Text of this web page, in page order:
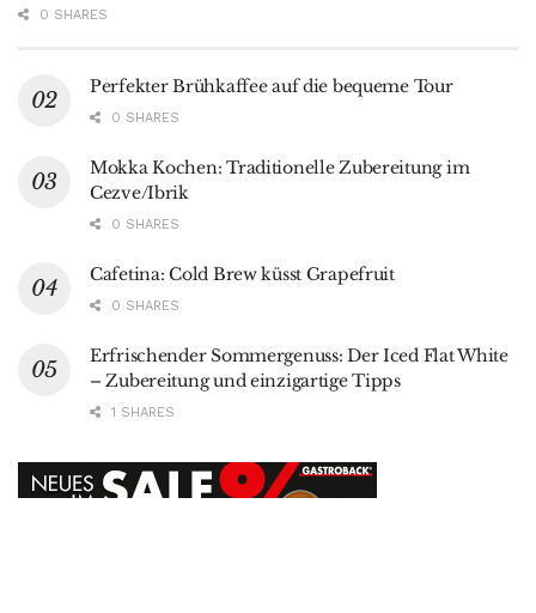
0 SHARES
Perfekter Brühkaffee auf die bequeme Tour
0 SHARES
Mokka Kochen: Traditionelle Zubereitung im
Cezve/Ibrik
0 SHARES
Cafetina: Cold Brew küsst Grapefruit
0 SHARES
Erfrischender Sommergenuss: Der Iced Flat White
– Zubereitung und einzigartige Tipps
1 SHARES